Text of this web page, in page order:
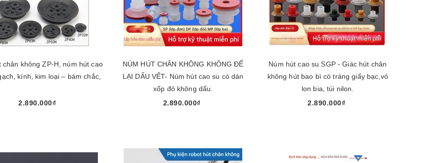
chân không ZP-H, núm hút cao
kính, kim loại – bám chắc,
2.890.000₫
NÚM HÚT CHÂN KHÔNG KHÔNG ĐỂ
LẠI DẤU VẾT- Núm hút cao su có dán
xốp đỏ không dấu.
2.890.000₫
Núm hút cao su SGP - Giác hút chân
không hút bao bì có tráng giấy bạc,vỏ
lon bia, túi nilon.
2.890.000₫